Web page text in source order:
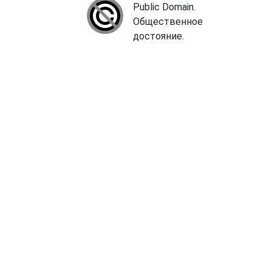
Public Domain.
Общественное
достояние.